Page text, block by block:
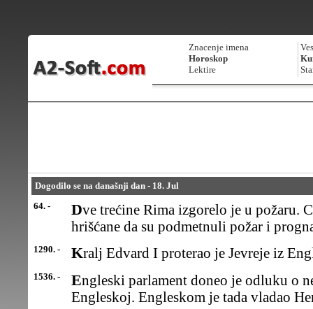
Znacenje imena
Horoskop
Lektire
Dogodilo se na današnji dan - 18. Jul
64. -
Dve trećine Rima izgorelo je u požaru. Car Neronoptužio je
hrišćane da su podmetnuli požar i
1290. - Kralj Edvard I proterao je Jevreje iz
1536. - Engleski parlament doneo je odluku o nepriznavanju papskevlasti u
Engleskoj. Engleskom je tada vladao